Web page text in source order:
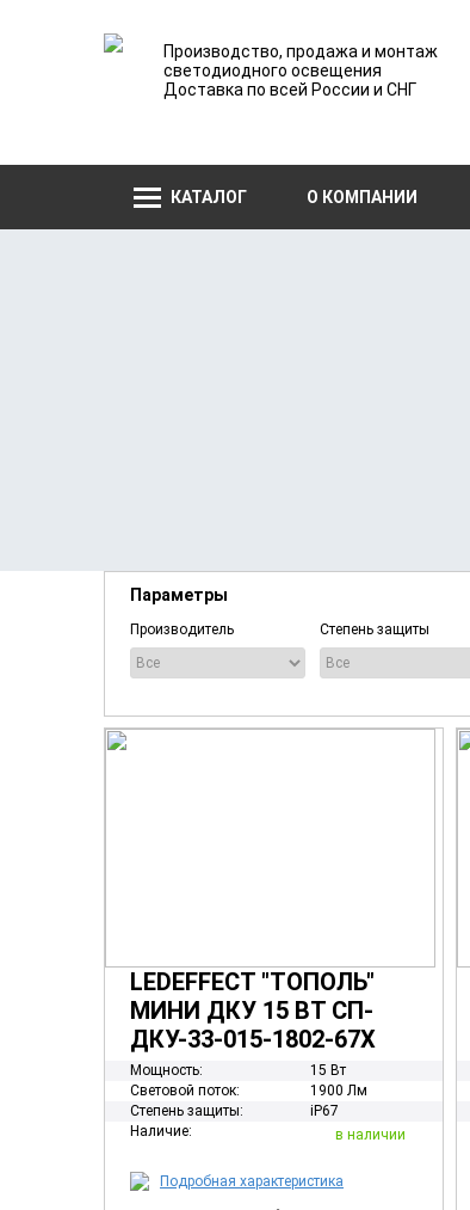
Производство, продажа и монтаж
светодиодного освещения
Доставка по всей России и СНГ
КАТАЛОГ О КОМПАНИИ
Параметры
Производитель Степень защиты
LEDEFFECT "ТОПОЛЬ"
МИНИ ДКУ 15 ВТ СП-
ДКУ-33-015-1802-67Х
Мощность:
15 Вт
Световой поток:
1900 Лм
Степень защиты:
iP67
Наличие:
в наличии
Подробная характеристика